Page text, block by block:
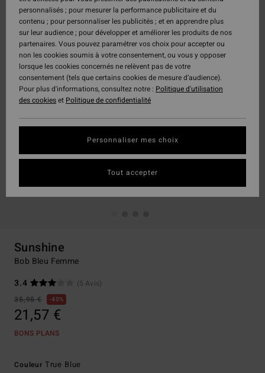
Sunshine
Bob Bleu Femme
3.4
(5 Avis)
35,95 €
40%
21,57 €
BONS PLANS
Couleur True Blue
personnalisés ; pour mesurer la performance publicitaire et du
contenu ; pour personnaliser les publicités ; et en apprendre plus
sur leur audience ; pour développer et améliorer les produits de nos
partenaires. Vous pouvez paramétrer vos choix pour accepter ou
non les cookies soumis à votre consentement, ou vous y opposer
lorsque les cookies concernés ne relèvent pas de votre
consentement (tels que certains cookies de mesure d’audience).
Pour plus d'informations, consultez notre : Politique d'utilisation
des cookieset Politique de confidentialité
Personnaliser mes choix
Tout accepter